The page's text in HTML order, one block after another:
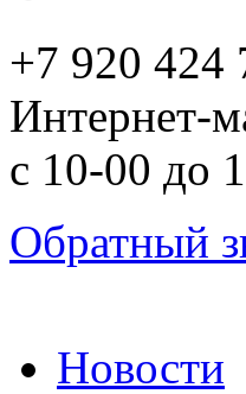
+7 920 424
Интернет-
с 10-00 до
Обратный
Новости